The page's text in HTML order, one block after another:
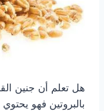
هل تعلم أن جنين
بالبروتين فهو